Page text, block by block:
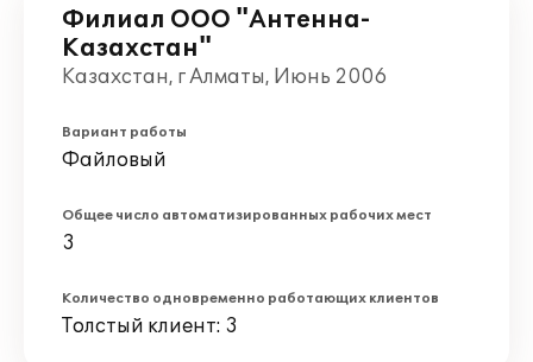
Филиал ООО "Антенна-
Казахстан"
Казахстан, г Алматы, Июнь 2006
Вариант работы
Файловый
Общее число автоматизированных рабочих мест
3
Количество одновременно работающих клиентов
Толстый клиент: 3